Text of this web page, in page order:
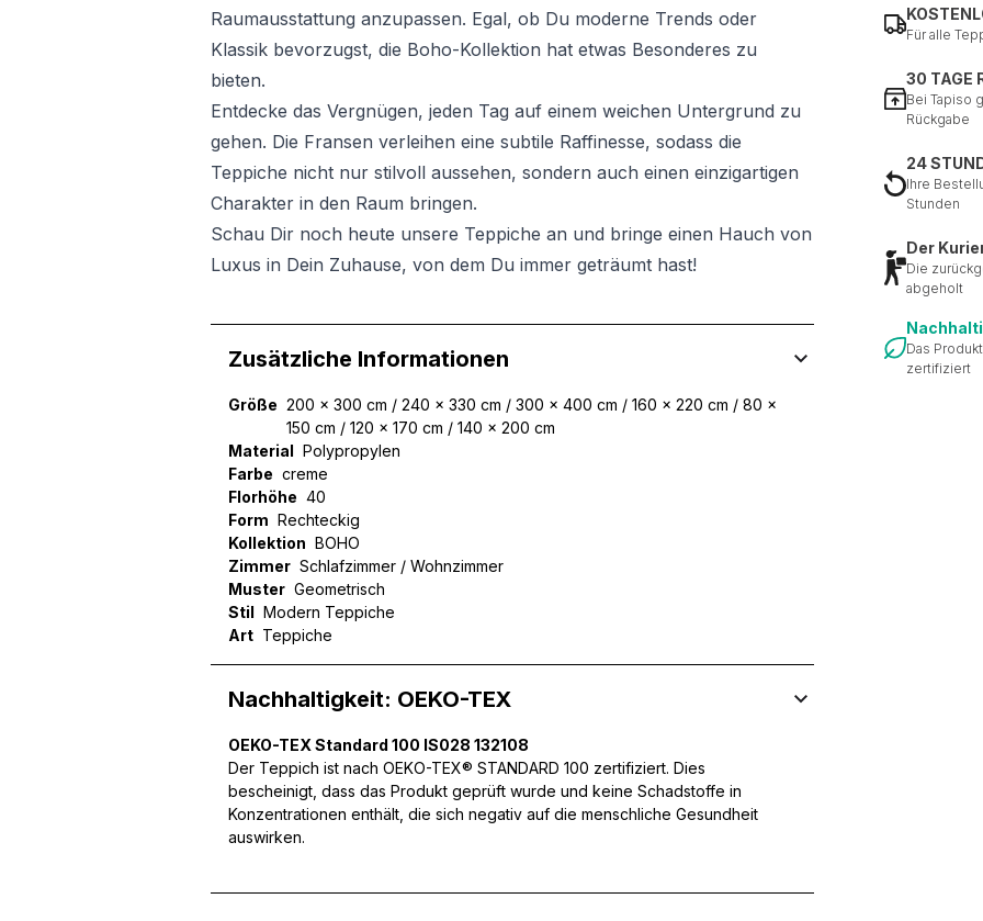
Raumausstattung anzupassen. Egal, ob Du moderne Trends oder
Klassik bevorzugst, die Boho-Kollektion hat etwas Besonderes zu
bieten.
Entdecke das Vergnügen, jeden Tag auf einem weichen Untergrund zu
gehen. Die Fransen verleihen eine subtile Raffinesse, sodass die
Teppiche nicht nur stilvoll aussehen, sondern auch einen einzigartigen
Charakter in den Raum bringen.
Schau Dir noch heute unsere Teppiche an und bringe einen Hauch von
Luxus in Dein Zuhause, von dem Du immer geträumt hast!
Für alle
30 TAGE
Bei Tapiso
Rückgabe
24
Ihre
Stunden
Der
Die
abgeholt
Das
zertifiziert
Zusätzliche Informationen
Größe 200 x 300 cm / 240 x 330 cm / 300 x 400 cm / 160 x 220 cm / 80 x
150 cm / 120 x 170 cm / 140 x 200 cm
Material Polypropylen
Farbe creme
Florhöhe 40
Form Rechteckig
Kollektion BOHO
Zimmer Schlafzimmer / Wohnzimmer
Muster Geometrisch
Stil Modern Teppiche
Art Teppiche
Nachhaltigkeit: OEKO-TEX
OEKO-TEX Standard 100 IS028 132108
Der Teppich ist nach OEKO-TEX® STANDARD 100 zertifiziert. Dies
bescheinigt, dass das Produkt geprüft wurde und keine Schadstoffe in
Konzentrationen enthält, die sich negativ auf die menschliche Gesundheit
auswirken.
Wir verwenden Cookies, um Inhalte und Anzeigen zu personalisieren, um Funktionen für
können und um unseren Traffic zu analysieren. Außerdem geben wir Informationen über Ihre
mit weiteren Daten zusammenführen, die Sie ihnen bereitgestellt haben oder die sie im
Dienste gesammelt haben.
Beispiel das Bereitstellen eines sicheren Log-ins oder das Anpassen Ihrer